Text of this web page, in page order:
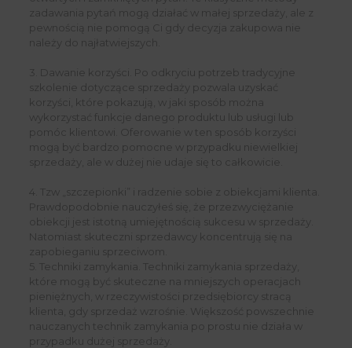
zadawania pytań mogą działać w małej sprzedaży, ale z
pewnością nie pomogą Ci gdy decyzja zakupowa nie
należy do najłatwiejszych.
3. Dawanie korzyści. Po odkryciu potrzeb tradycyjne
szkolenie dotyczące sprzedaży pozwala uzyskać
korzyści, które pokazują, w jaki sposób można
wykorzystać funkcje danego produktu lub usługi lub
pomóc klientowi. Oferowanie w ten sposób korzyści
mogą być bardzo pomocne w przypadku niewielkiej
sprzedaży, ale w dużej nie udaje się to całkowicie.
4. Tzw „szczepionki” i radzenie sobie z obiekcjami klienta.
Prawdopodobnie nauczyłeś się, że przezwyciężanie
obiekcji jest istotną umiejętnością sukcesu w sprzedaży.
Natomiast skuteczni sprzedawcy koncentrują się na
zapobieganiu sprzeciwom.
5. Techniki zamykania. Techniki zamykania sprzedaży,
które mogą być skuteczne na mniejszych operacjach
pieniężnych, w rzeczywistości przedsiębiorcy stracą
klienta, gdy sprzedaż wzrośnie. Większość powszechnie
nauczanych technik zamykania po prostu nie działa w
przypadku dużej sprzedaży.